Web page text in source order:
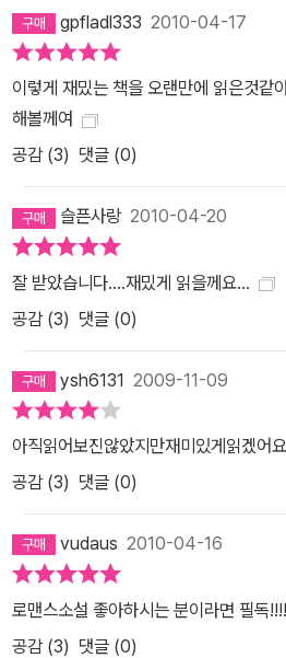
gpfladl333 2010-04-17
이렇게 재밌는 책을 오랜만에 읽은것같
해볼께여
공감 (3) 댓글 (0)
슬픈사랑 2010-04-20
잘 받았습니다....재밌게 읽을께요...
공감 (3) 댓글 (0)
ysh6131 2009-11-09
아직읽어보진않았지만재미있게읽겠어
공감 (3) 댓글 (0)
vudaus 2010-04-16
로맨스소설 좋아하시는 분이라면 필독
공감 (3) 댓글 (0)